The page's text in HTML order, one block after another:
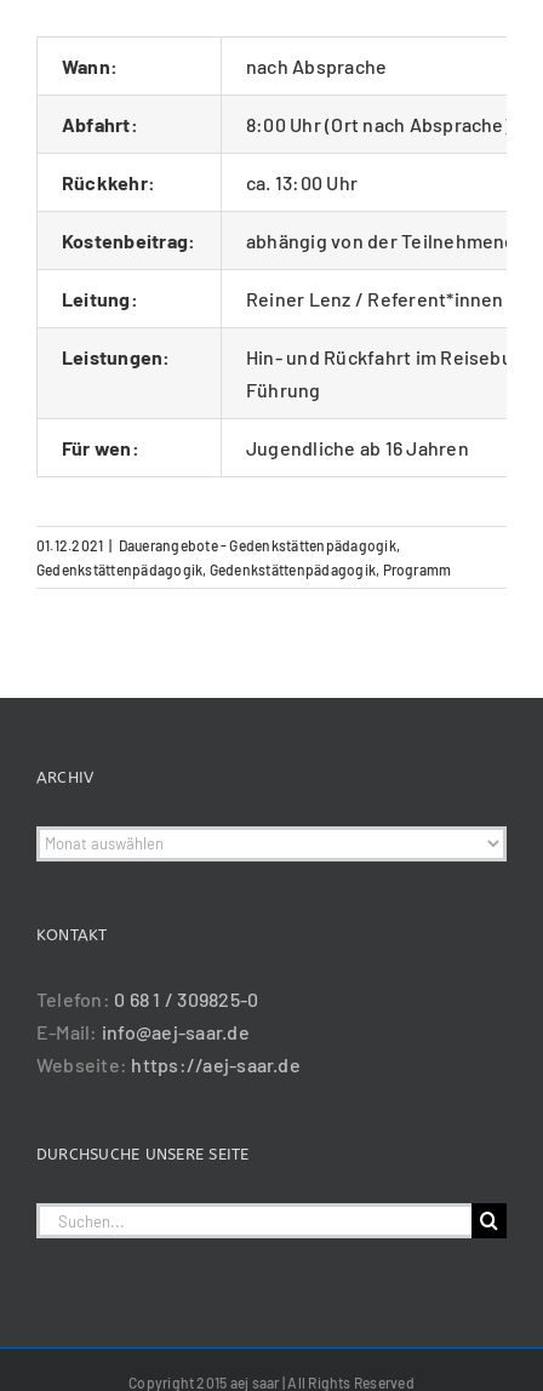
Wann: nach Absprache
Abfahrt: 8:00 Uhr (Ort nach Absprache)
Rückkehr: ca. 13:00 Uhr
Kostenbeitrag: abhängig von der
Leitung: Reiner Lenz / Referent*innen
Leistungen:
Hin- und Rückfahrt im Reisebus
Führung
Für wen: Jugendliche ab 16 Jahren
01.12.2021 | Dauerangebote - Gedenkstättenpädagogik,
Gedenkstättenpädagogik Gedenkstättenpädagogik Programm
ARCHIV
Archiv
KONTAKT
Telefon: 0 68 1 / 309825-0
E-Mail: info@aej-saar.de
Webseite: https://aej-saar.de
DURCHSUCHE UNSERE SEITE
Suche
Copyright 2015 aej saar | All Rights Reserved